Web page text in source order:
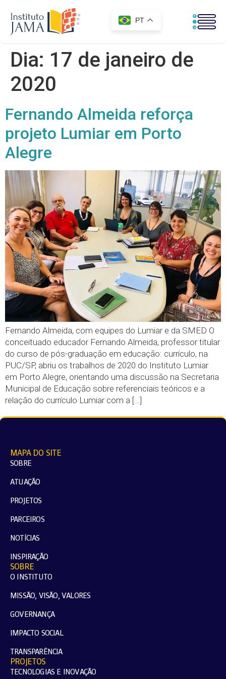
PT
Dia: 17 de janeiro de
2020
Fernando Almeida reforça
projeto Lumiar em Porto
Alegre
Fernando Almeida, com equipes do Lumiar e da SMED O
conceituado educador Fernando Almeida, professor titular
do curso de pós-graduação em educação: currículo, na
PUC/SP, abriu os trabalhos de 2020 do Instituto Lumiar
em Porto Alegre, orientando uma discussão na Secretaria
Municipal de Educação sobre referenciais teóricos e a
relação do currículo Lumiar com a […]
MAPA DO SITE
SOBRE
ATUAÇÃO
PROJETOS
PARCEIROS
NOTÍCIAS
INSPIRAÇÃO
SOBRE
O INSTITUTO
MISSÃO, VISÃO, VALORES
GOVERNANÇA
IMPACTO SOCIAL
TRANSPARÊNCIA
PROJETOS
TECNOLOGIAS E INOVAÇÃO